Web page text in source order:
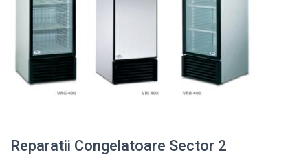
Reparatii Congelatoare Sector 2